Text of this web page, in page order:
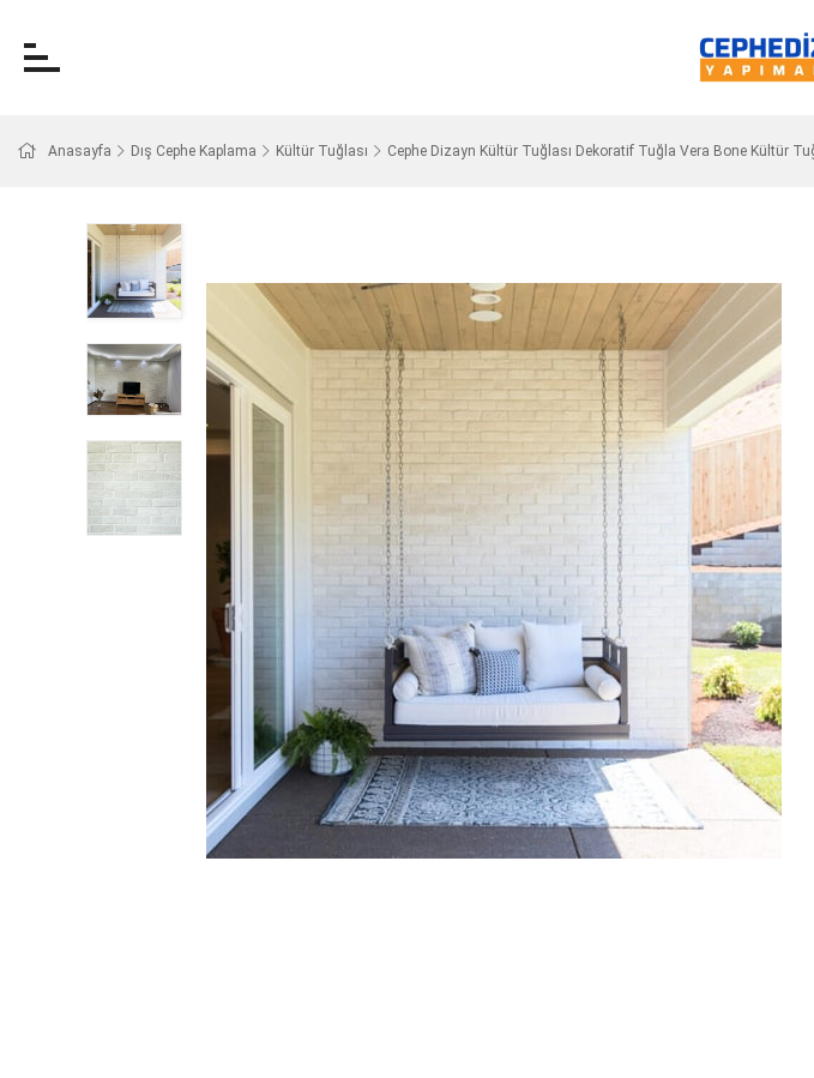
Anasayfa Dış Cephe Kaplama Kültür Tuğlası Cephe Dizayn Kültür Tuğlası Dekoratif Tuğla Vera Bone Kültür